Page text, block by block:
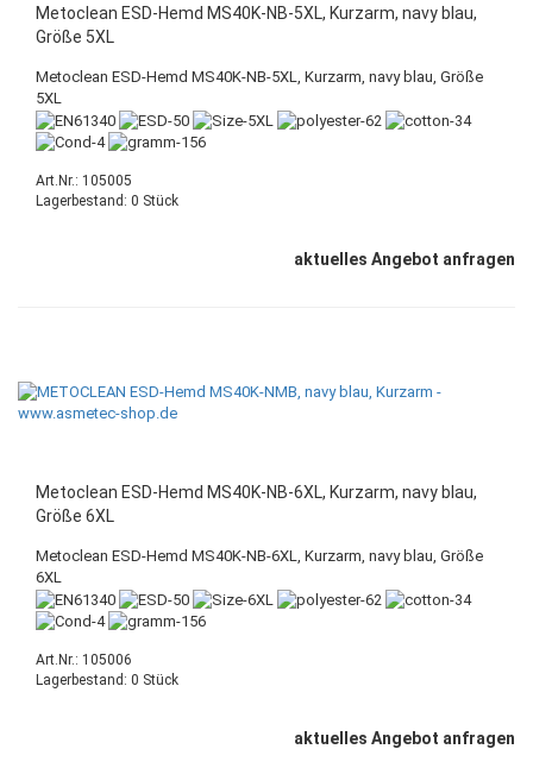
Metoclean ESD-Hemd MS40K-NB-5XL, Kurzarm, navy blau,
Größe 5XL
Metoclean ESD-Hemd MS40K-NB-5XL, Kurzarm, navy blau, Größe
5XL
Art.Nr.: 105005
Lagerbestand: 0 Stück
aktuelles Angebot anfragen
Metoclean ESD-Hemd MS40K-NB-6XL, Kurzarm, navy blau,
Größe 6XL
Metoclean ESD-Hemd MS40K-NB-6XL, Kurzarm, navy blau, Größe
6XL
Art.Nr.: 105006
Lagerbestand: 0 Stück
aktuelles Angebot anfragen